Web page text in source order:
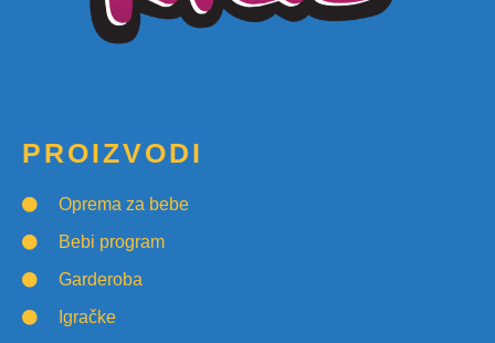
PROIZVODI
Oprema za bebe
Bebi program
Garderoba
Igračke